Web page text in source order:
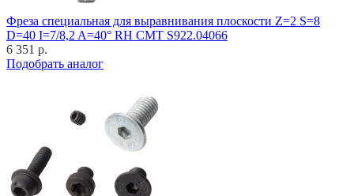
Фреза специальная для выравнивания плоскости Z=2 S=8
D=40 I=7/8,2 A=40° RH CMT S922.04066
6 351 р.
Подобрать аналог